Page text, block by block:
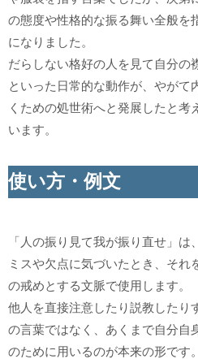
の態度や性格的な振る舞い全般を
になりました。
だらしない格好の人を見て自分の
といった日常的な動作が、やがて
くための処世術へと発展したと考
います。
使い方・例文
「人の振り見て我が振り直せ」は
ミスや欠点に気づいたとき、それ
の戒めとする文脈で使用します。
他人を直接注意したり説教したり
の言葉ではなく、あくまで自分自
のために用いるのが本来の形です。